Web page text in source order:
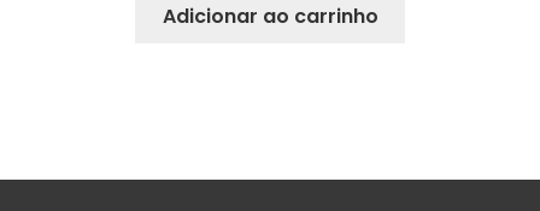
Adicionar ao carrinho